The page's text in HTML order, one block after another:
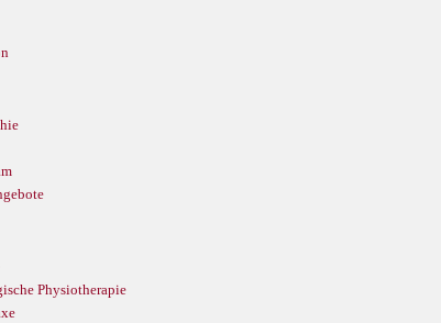
Physiotherapie